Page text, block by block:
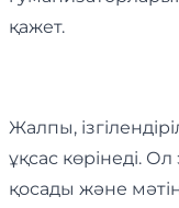
қажет.
Жалпы,
ұқсас көрінеді.
қосады және